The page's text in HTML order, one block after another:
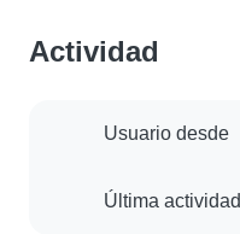
Actividad
Usuario desde
Última actividad